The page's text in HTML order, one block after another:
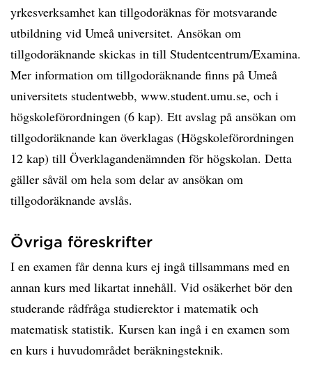
yrkesverksamhet kan tillgodoräknas för motsvarande
utbildning vid Umeå universitet. Ansökan om
tillgodoräknande skickas in till Studentcentrum/Examina.
Mer information om tillgodoräknande finns på Umeå
universitets studentwebb, www.student.umu.se, och i
högskoleförordningen (6 kap). Ett avslag på ansökan om
tillgodoräknande kan överklagas (Högskoleförordningen
12 kap) till Överklagandenämnden för högskolan. Detta
gäller såväl om hela som delar av ansökan om
tillgodoräknande avslås.
Övriga föreskrifter
I en examen får denna kurs ej ingå tillsammans med en
annan kurs med likartat innehåll. Vid osäkerhet bör den
studerande rådfråga studierektor i matematik och
matematisk statistik. Kursen kan ingå i en examen som
en kurs i huvudområdet beräkningsteknik.